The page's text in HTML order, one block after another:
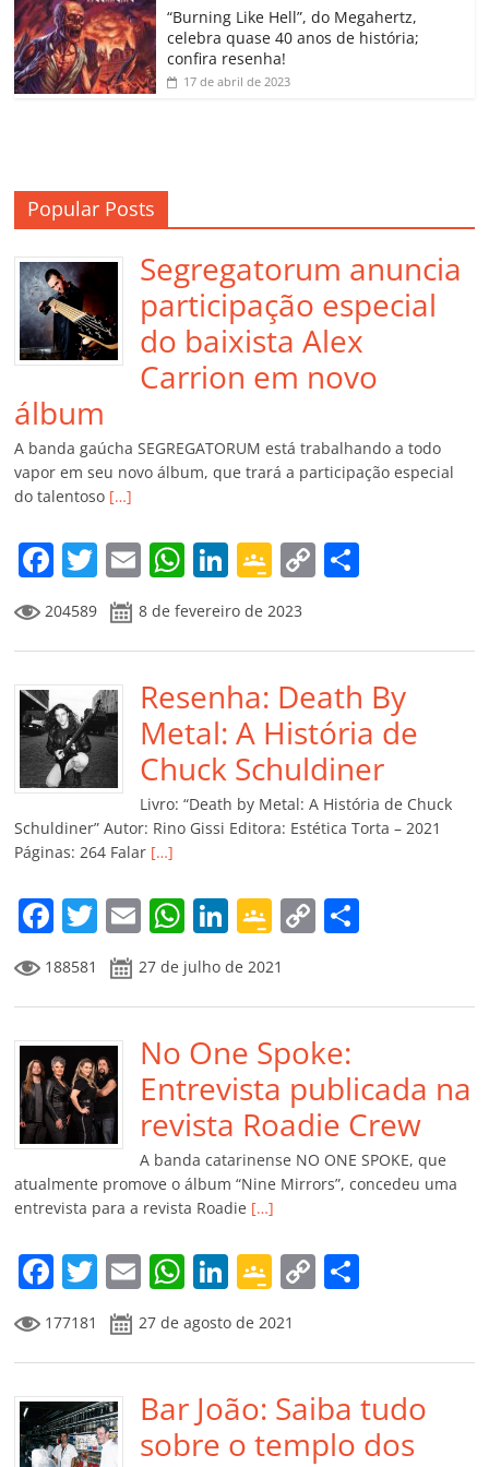
o
m
“Burning Like Hell”, do Megahertz,
celebra quase 40 anos de história;
confira resenha!
17 de abril de 2023
Popular Posts
Segregatorum anuncia
participação especial
do baixista Alex
Carrion em novo
álbum
A banda gaúcha SEGREGATORUM está trabalhando a todo
vapor em seu novo álbum, que trará a participação especial
do talentoso […]
F
a
c
e
b
o
o
k
T
w
itt
er
E
m
ai
l
W
at
s
A
p
p
Li
k
e
dI
n
G
o
o
gl
e
Cl
a
ss
ro
m
C
y
Li
n
k
p
ar
til
h
ar
204589 8 de fevereiro de 2023
Resenha: Death By
Metal: A História de
Chuck Schuldiner
Livro: “Death by Metal: A História de Chuck
Schuldiner” Autor: Rino Gissi Editora: Estética Torta – 2021
Páginas: 264 Falar […]
F
a
c
e
b
o
o
k
T
w
itt
er
E
m
ai
l
W
h
at
s
A
p
p
Li
n
k
e
dI
n
G
o
o
gl
e
Cl
a
ss
ro
o
m
C
y
Li
n
k
p
til
h
ar
188581 27 de julho de 2021
No One Spoke:
Entrevista publicada na
revista Roadie Crew
A banda catarinense NO ONE SPOKE, que
atualmente promove o álbum “Nine Mirrors”, concedeu uma
entrevista para a revista Roadie […]
F
a
c
e
b
o
T
w
itt
er
E
m
ai
l
W
at
s
A
p
Li
n
k
e
dI
n
G
o
o
gl
e
Cl
C
y
Li
n
p
ar
til
177181 27 de agosto de 2021
Bar João: Saiba tudo
sobre o templo dos